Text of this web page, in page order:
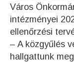
Város
intézményei
ellenőrzési
– A közgyűlés
hallgattunk